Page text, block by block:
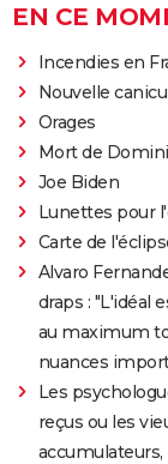
EN CE
Incendies en
Nouvelle
Orages
Mort de
Joe Biden
Lunettes pour
Carte de
Alvaro
draps : "L'idéal
au maximum
nuances
Les
reçus ou les